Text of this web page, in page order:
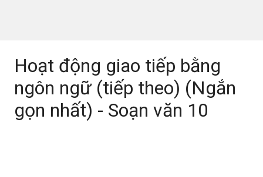
Hoạt động giao tiếp bằng
ngôn ngữ (tiếp theo) (Ngắn
gọn nhất) - Soạn văn 10